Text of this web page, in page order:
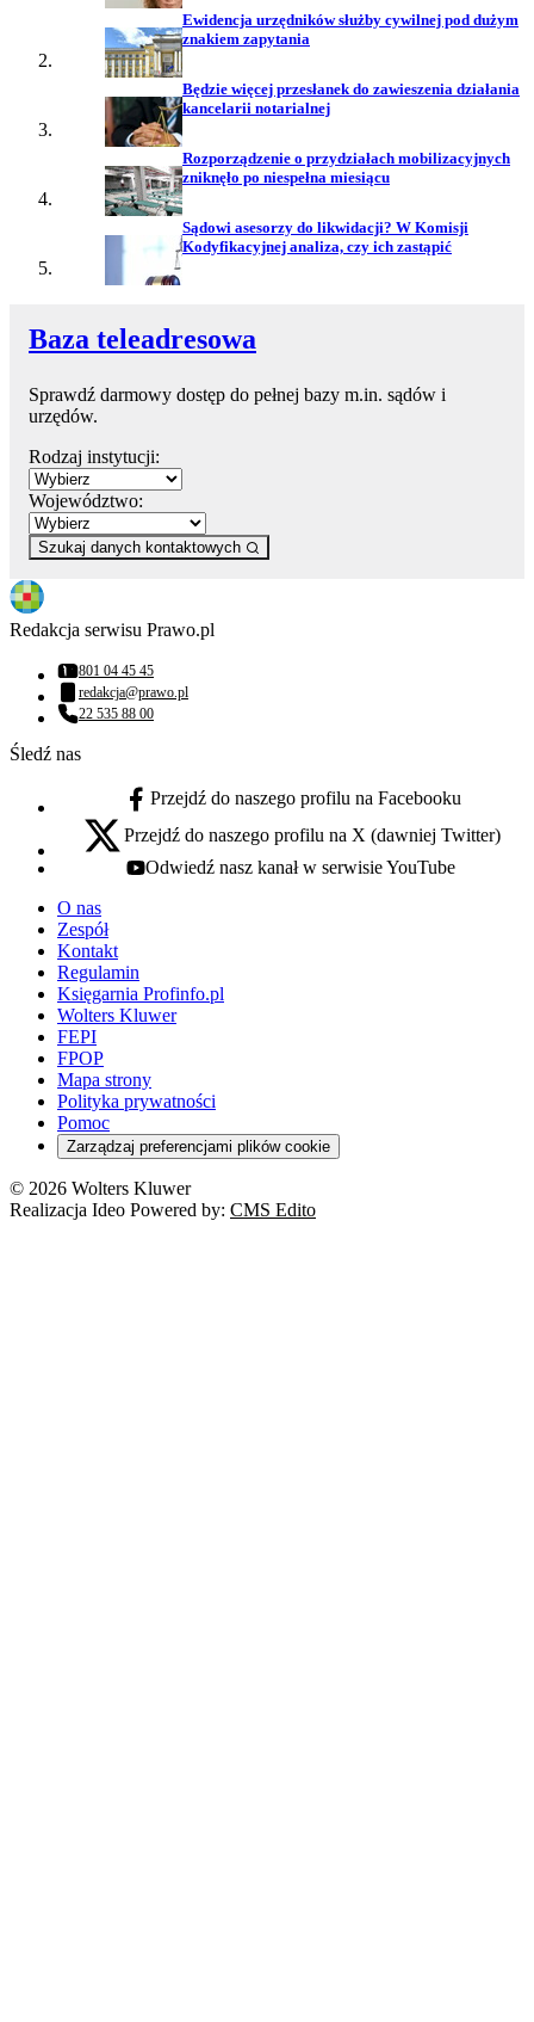
Ewidencja urzędników służby cywilnej pod dużym
znakiem zapytania
Będzie więcej przesłanek do zawieszenia działania
kancelarii notarialnej
Rozporządzenie o przydziałach mobilizacyjnych
zniknęło po niespełna miesiącu
Sądowi asesorzy do likwidacji? W Komisji
Kodyfikacyjnej analiza, czy ich zastąpić
Baza teleadresowa
Sprawdź darmowy dostęp do pełnej bazy m.in. sądów i
urzędów.
Rodzaj instytucji:
Województwo:
Szukaj danych kontaktowych
Redakcja serwisu Prawo.pl
Numer telefonu:
801 04 45 45
Adres email:
redakcja@prawo.pl
Numer telefonu:
22 535 88 00
Śledź nas
facebook - otwiera się w nowej karcie
Przejdź do naszego profilu na Facebooku
x - otwiera się w nowej karcie
Przejdź do naszego profilu na X (dawniej Twitter)
youtube - otwiera się w nowej karcie
Odwiedź nasz kanał w serwisie YouTube
O nas
Zespół
Kontakt
Regulamin
Księgarnia Profinfo.pl
Wolters Kluwer
FEPI
FPOP
Mapa strony
Polityka prywatności
Pomoc
Zarządzaj preferencjami plików cookie
© 2026 Wolters Kluwer
Realizacja Ideo Powered by: CMS Edito